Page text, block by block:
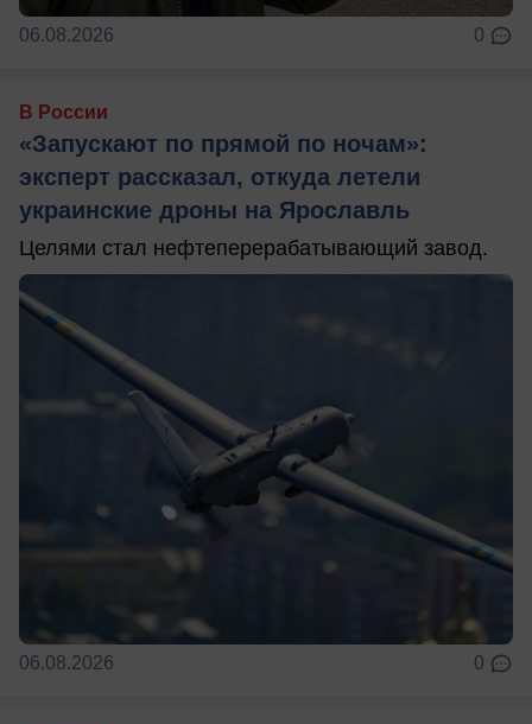
06.08.2026 0
В России
«Запускают по прямой по ночам»:
эксперт рассказал, откуда летели
украинские дроны на Ярославль
Целями стал нефтеперерабатывающий завод.
06.08.2026 0